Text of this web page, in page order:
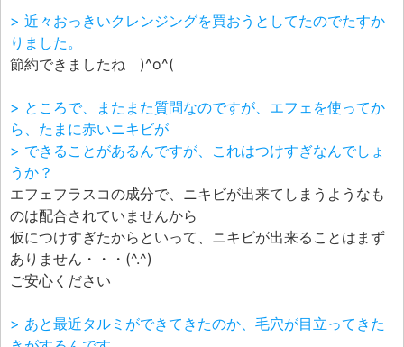
> 近々おっきいクレンジングを買おうとしてたのでたすか
りました。
節約できましたね )^o^(
> ところで、またまた質問なのですが、エフェを使ってか
ら、たまに赤いニキビが
> できることがあるんですが、これはつけすぎなんでしょ
うか？
エフェフラスコの成分で、ニキビが出来てしまうようなも
のは配合されていませんから
仮につけすぎたからといって、ニキビが出来ることはまず
ありません・・・(^.^)
ご安心ください
> あと最近タルミができてきたのか、毛穴が目立ってきた